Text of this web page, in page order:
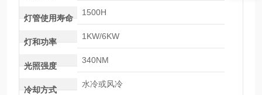
灯管使用寿命
1500H
灯和功率
1KW/6KW
光照强度
340NM
冷却方式
水冷或风冷